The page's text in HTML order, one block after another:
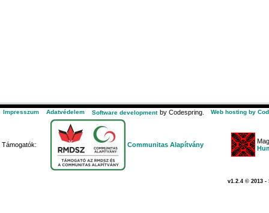
Impresszum Adatvédelem Software development by Codespring. Web hosting by
Támogatók: Communitas Alapítvány
v1.2.4 © 2013